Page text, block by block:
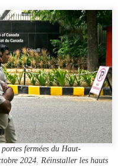
Observatoire Asie
et notes de
stratégiques
de cas
fermées du Haut-
2024. Réinstaller les hauts